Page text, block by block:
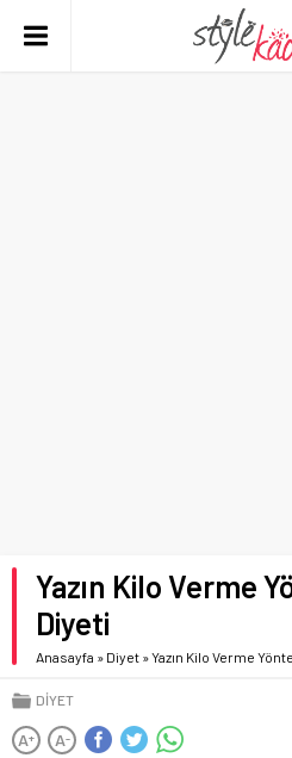
Yazın Kilo Verme
Diyeti
Anasayfa » Diyet »Yazın Kilo Verme
DIYET
A+ A-